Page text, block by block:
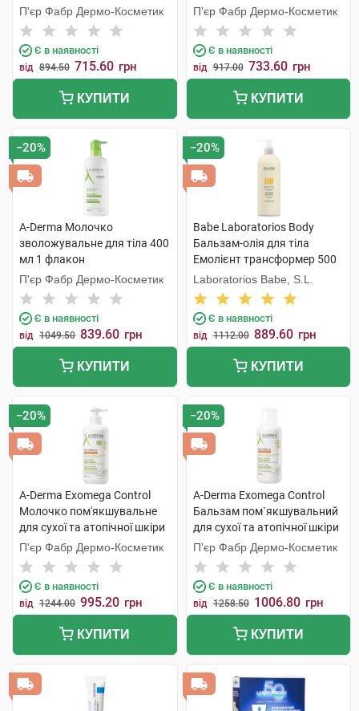
200 мл 1 туба
П'єр Фабр Дермо-Косметик
Є в наявності
від 894.50 715.60 грн
КУПИТИ
П'єр Фабр Дермо-Косметик
Є в наявності
від 917.00 733.60 грн
КУПИТИ
−20%
A-Derma Молочко
зволожувальне для тіла 400
мл 1 флакон
П'єр Фабр Дермо-Косметик
Є в наявності
від 1049.50 839.60 грн
КУПИТИ
−20%
Babe Laboratorios Body
Бальзам-олія для тіла
Емолієнт трансформер 500
мл 1 флакон
Laboratorios Babe, S.L.
Є в наявності
від 1112.00 889.60 грн
КУПИТИ
−20%
A-Derma Exomega Control
Молочко пом'якшувальне
для сухої та атопічної шкіри
400 мл 1 флакон
П'єр Фабр Дермо-Косметик
Є в наявності
від 1244.00 995.20 грн
КУПИТИ
−20%
A-Derma Exomega Control
Бальзам пом`якшувальний
для сухої та атопічної шкіри
400 мл 1 туба
П'єр Фабр Дермо-Косметик
Є в наявності
від 1258.50 1006.80 грн
КУПИТИ